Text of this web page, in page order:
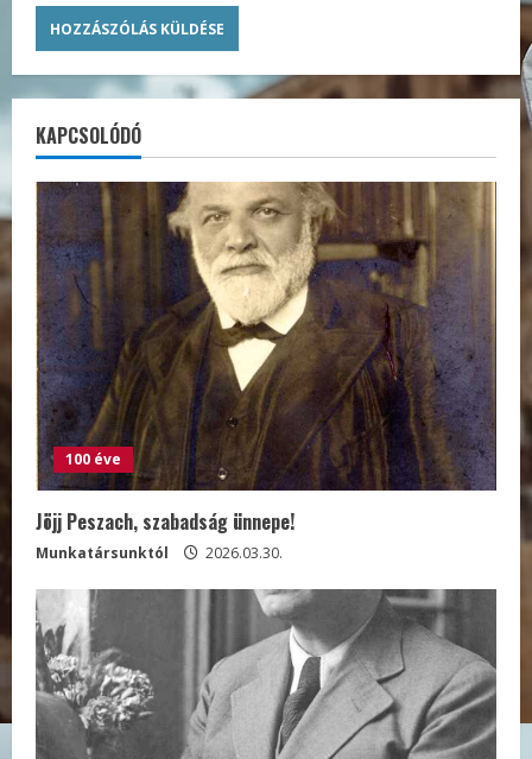
KAPCSOLÓDÓ
100 éve
Jöjj Peszach, szabadság ünnepe!
Munkatársunktól 2026.03.30.